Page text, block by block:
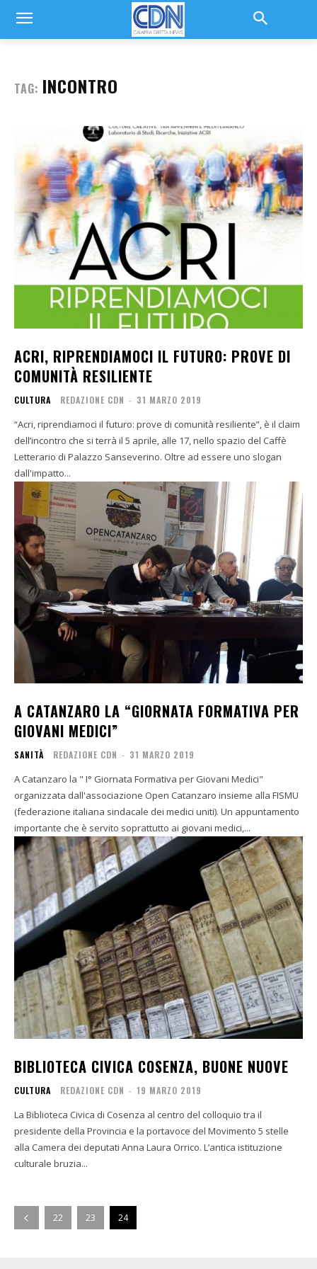
TAG: INCONTRO
ACRI, RIPRENDIAMOCI IL FUTURO: PROVE DI
COMUNITÀ RESILIENTE
CULTURA REDAZIONE CDN - 31 MARZO 2019
“Acri, riprendiamoci il futuro: prove di comunità resiliente”, è il claim
dell’incontro che si terrà il 5 aprile, alle 17, nello spazio del Caffè
Letterario di Palazzo Sanseverino. Oltre ad essere uno slogan
dall'impatto...
A CATANZARO LA “GIORNATA FORMATIVA PER
GIOVANI MEDICI”
SANITÀ REDAZIONE CDN - 31 MARZO 2019
A Catanzaro la " I° Giornata Formativa per Giovani Medici"
organizzata dall'associazione Open Catanzaro insieme alla FISMU
(federazione italiana sindacale dei medici uniti). Un appuntamento
importante che è servito soprattutto ai giovani medici,...
BIBLIOTECA CIVICA COSENZA, BUONE NUOVE
CULTURA REDAZIONE CDN - 19 MARZO 2019
La Biblioteca Civica di Cosenza al centro del colloquio tra il
presidente della Provincia e la portavoce del Movimento 5 stelle
alla Camera dei deputati Anna Laura Orrico. L’antica istituzione
culturale bruzia...
22 23 24